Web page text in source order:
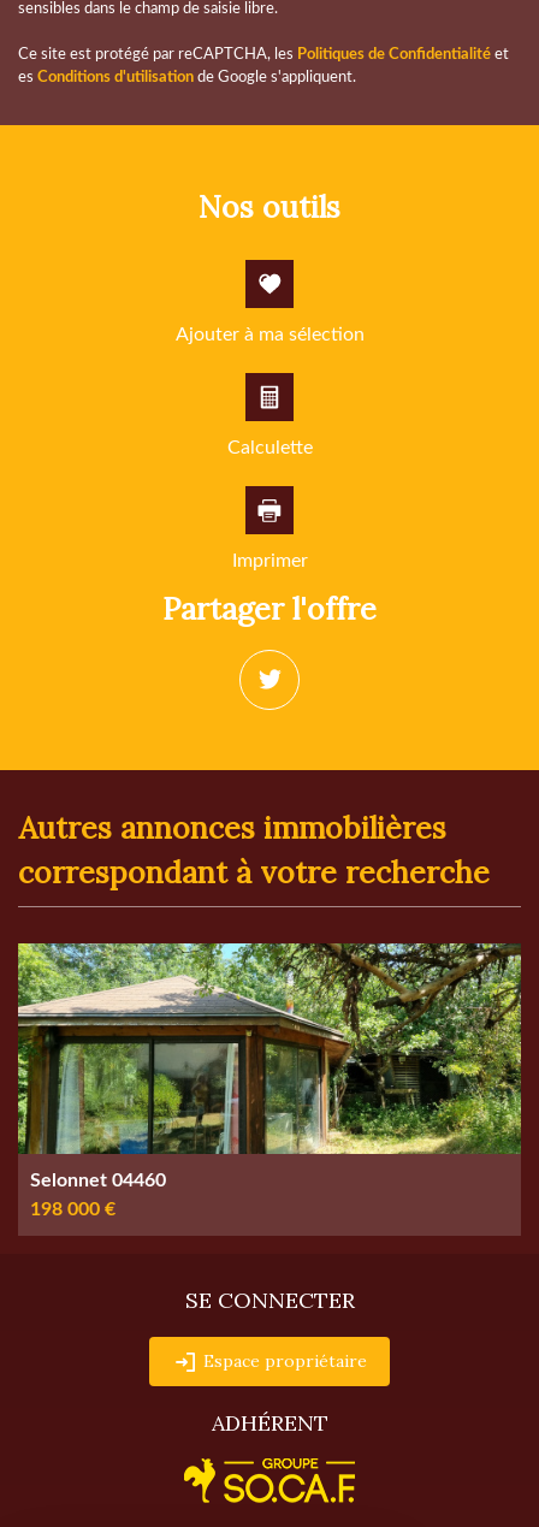
sensibles dans le champ de saisie libre.
Ce site est protégé par reCAPTCHA, les Politiques de Confidentialité et
es Conditions d'utilisation de Google s'appliquent.
nos outils
Ajouter à ma sélection
Calculette
Imprimer
partager l'offre
autres annonces immobilières
correspondant à votre recherche
Selonnet 04460
198 000 €
SE CONNECTER
Espace propriétaire
ADHÉRENT